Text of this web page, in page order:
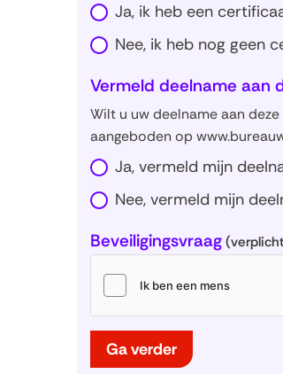
Ja, ik heb een
Nee, ik heb nog geen
Vermeld deelname aan
Wilt u uw deelname aan
aangeboden op
Ja, vermeld mijn
Nee, vermeld mijn
Beveiligingsvraag
Ga verder